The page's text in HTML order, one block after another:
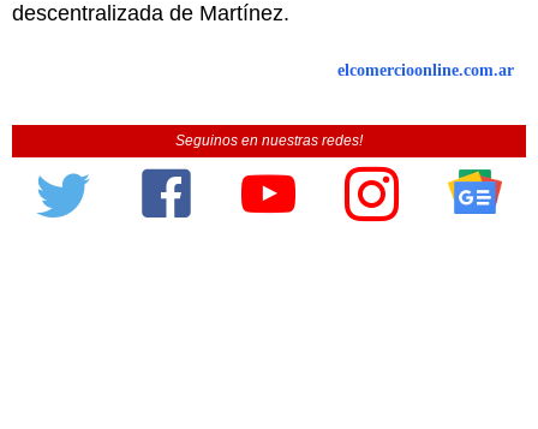
descentralizada de Martínez.
elcomercioonline.com.ar
Seguinos en nuestras redes!